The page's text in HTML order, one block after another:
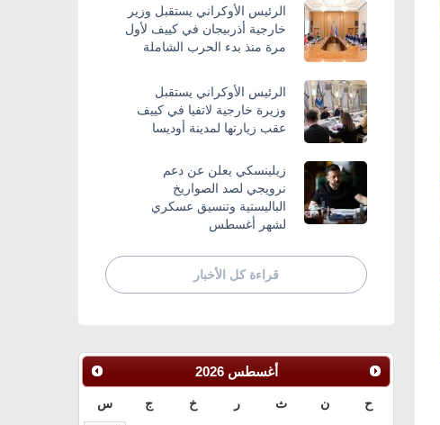
الرئيس الأوكراني يستقبل وزير
خارجية أذربيجان في كييف لأول
مرة منذ بدء الحرب الشاملة
الرئيس الأوكراني يستقبل
وزيرة خارجية لاتفيا في كييف
عقب زيارتها لمدينة أوديسا
زيلينسكي يعلن عن دعم
نرويجي لصد الصواريخ
الباليستية وتنسيق عسكري
لشهر أغسطس
قراءة كل الأخبار
أغسطس 2026
ح ن ث ر خ ج س